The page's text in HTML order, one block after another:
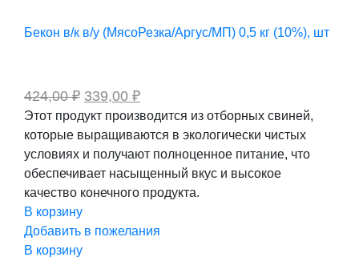
Бекон в/к в/у (МясоРезка/Аргус/МП) 0,5 кг (10%), шт
424,00₽ Первоначальная
цена
составляла
424,00 ₽.
339,00 ₽Текущая
цена:
339,00 ₽.
Этот продукт производится из отборных свиней,
которые выращиваются в экологически чистых
условиях и получают полноценное питание, что
обеспечивает насыщенный вкус и высокое
качество конечного продукта.
В корзину
Добавить в пожелания
В корзину